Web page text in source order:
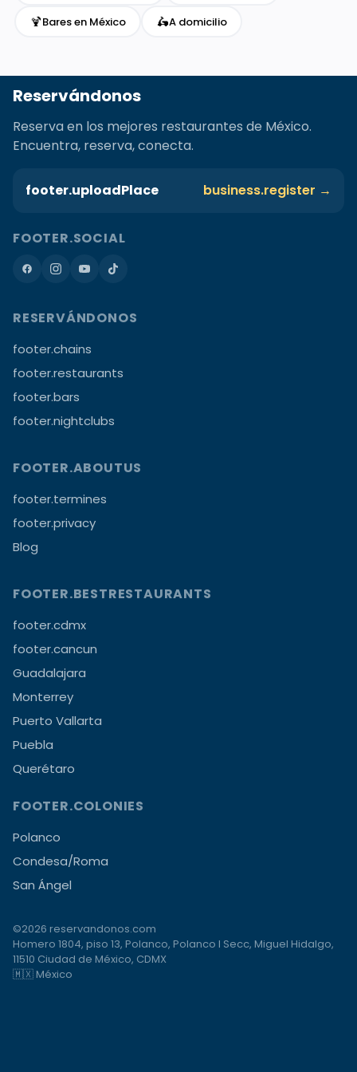
🍹Bares en México 🛵A domicilio
Reservándonos
Reserva en los mejores restaurantes de México.
Encuentra, reserva, conecta.
footer.uploadPlace business.register →
FOOTER.SOCIAL
RESERVÁNDONOS
footer.chains
footer.restaurants
footer.bars
footer.nightclubs
FOOTER.ABOUTUS
footer.termines
footer.privacy
Blog
FOOTER.BESTRESTAURANTS
footer.cdmx
footer.cancun
Guadalajara
Monterrey
Puerto Vallarta
Puebla
Querétaro
FOOTER.COLONIES
Polanco
Condesa/Roma
San Ángel
©2026 reservandonos.com
Homero 1804, piso 13, Polanco, Polanco I Secc, Miguel Hidalgo,
11510 Ciudad de México, CDMX
🇲🇽 México